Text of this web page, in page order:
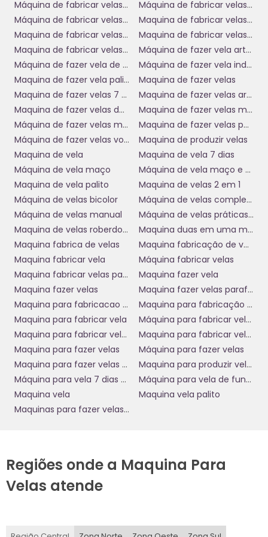
produtos acabados.
Após o resfriamento, que é facilitado pelos sistemas de
ventilação e refrigeração incorporados nas máquinas, as
velas são desmoldadas. O processo é rápido e eficiente,
possibilitando a produção em larga escala. A manutenção
da máquina também é simplificada, garantindo maior
durabilidade e menos paradas na produção.
Diversidade de Modelos e Recursos
As máquinas de fabricar velas de parafina estão disponíveis
em vários modelos, cada um adaptado às necessidades
específicas do seu negócio. Desde máquinas manuais para
pequenas produções até equipamentos automatizados
para indústrias de grande porte, a variedade assegura que
você encontre a solução ideal para sua capacidade de
produção.
Além disso, muitas dessas máquinas vêm equipadas com
recursos avançados, como controle de temperatura,
sistemas de dosagem precisa de cera e interfaces intuitivas
que facilitam a operação. Essa tecnologia não só melhora a
qualidade das velas, mas também torna o processo de
fabricação mais seguro e confiável.
Mercado em Expansão:
Oportunidades de Negócios
O mercado de velas de parafina tem mostrado um
crescimento constante nos últimos anos, impulsionado pela
popularização de velas aromáticas e decorativas. A
versatilidade deste produto se estende a uma vasta gama
novos empreendedores e empresas consolidadas.
Investir em uma máquina de fabricar velas de parafina
coloca sua empresa em um cenário de crescimento,
capacidade de oferecer produtos de alta qualidade e
Máquina de fabricar velas 7 dias
Máquina de fabricar velas botter
Máquina de fabricar velas de parafina
Maquina de fabricar velas palito
Maquina de fabricar velas preço
Maquina de fabricar velas usada
Maquina de fabricar velas usadas
Máquina de fazer vela artesanal
Máquina de fazer vela de 7 dias
Máquina de fazer vela industrial
Maquina de fazer vela palito
Maquina de fazer velas
Maquina de fazer velas 7 dias
Maquina de fazer velas aromaticas
Maquina de fazer velas de parafina
Maquina de fazer velas manual
Máquina de fazer velas manual
Maquina de fazer velas palito e 7 dias
Máquina de fazer velas votivas
Maquina de produzir velas
Maquina de vela
Maquina de vela 7 dias
Máquina de vela maço
Máquina de vela maço e 7 dias
Maquina de vela palito
Maquina de velas 2 em 1
Máquina de velas bicolor
Máquina de velas completa
Máquina de velas manual
Máquina de velas práticas manual
Maquina de velas roberdoni
Maquina duas em uma maço e 7 dias
Maquina fabrica de velas
Maquina fabricação de velas
Maquina fabricar vela
Máquina fabricar velas
Maquina fabricar velas parafina
Maquina fazer vela
Maquina fazer velas
Maquina fazer velas parafina
Maquina para fabricacao de velas
Maquina para fabricação de velas
Maquina para fabricar vela
Máquina para fabricar velas botter
Maquina para fabricar velas de parafina
Maquina para fabricar velas de parafina preço
Maquina para fazer velas
Máquina para fazer velas
Maquina para fazer velas de 7 dias
Maquina para produzir velas
Máquina para vela 7 dias votiva
Máquina para vela de funerária
Maquina vela
Maquina vela palito
Maquinas para fazer velas de parafina
Regiões onde a Maquina Para
Velas atende